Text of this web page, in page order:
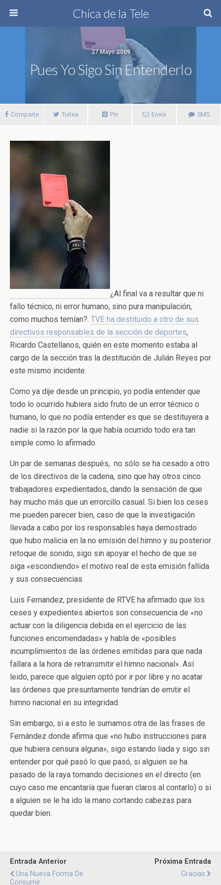
Chica de la Tele
27 Mayo 2009
Pues Yo Sigo Sin Entenderlo
Comparte Tuitea Pin Envía SMS
¿Al final va a resultar que ni
fallo técnico, ni error humano, sino pura manipulación,
como muchos temían?. TVE ha destituido a otro de sus
directivos responsables de la sección de deportes,
Ricardo Castellanos, quién en este momento estaba al
cargo de la sección tras la destitución de Julián Reyes por
este mismo incidente.
Como ya dije desde un principio, yo podía entender que
todo lo ocurrido hubiera sido fruto de un error técnico o
humano, lo que no podía entender es que se destituyera a
nadie si la razón por la que había ocurrido todo era tan
simple como lo afirmado.
Un par de semanas después, no sólo se ha cesado a otro
de los directivos de la cadena, sino que hay otros cinco
trabajadores expedientados, dando la sensación de que
hay mucho más que un errorcillo casual. Si bien los ceses
me pueden parecer bien, caso de que la investigación
llevada a cabo por los responsables haya demostrado
que hubo malicia en la no emisión del himno y su posterior
retoque de sonido, sigo sin apoyar el hecho de que se
siga «escondiendo» el motivo real de esta emisión fallida
y sus consecuencias.
Luis Fernandez, presidente de RTVE ha afirmado que los
ceses y expedientes abiertos son consecuencia de «no
actuar con la diligencia debida en el ejercicio de las
funciones encomendadas» y habla de «posibles
incumplimientos de las órdenes emitidas para que nada
fallara a la hora de retransmitir el himno nacional». Así
leido, parece que alguien optó por ir por libre y no acatar
las órdenes que presuntamente tendrían de emitir el
himno nacional en su integridad.
Sin embargo, si a esto le sumamos otra de las frases de
Fernández donde afirma que «no hubo instrucciones para
que hubiera censura alguna», sigo estando liada y sigo sin
entender por qué pasó lo que pasó, si alguien se ha
pasado de la raya tomando decisiones en el directo (en
cuyo caso me encantaría que fueran claros al contarlo) o si
a alguien se le ha ido la mano cortando cabezas para
quedar bien.
Entrada Anterior
Una Nueva Forma De
Consumir
Próxima Entrada
Gracias